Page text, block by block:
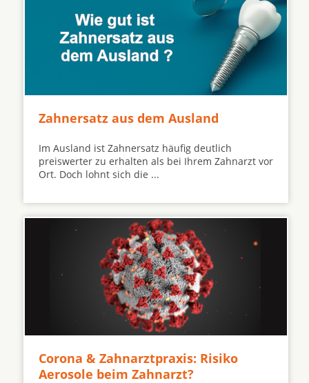
Zahnersatz aus dem Ausland
Im Ausland ist Zahnersatz häufig deutlich
preiswerter zu erhalten als bei Ihrem Zahnarzt vor
Ort. Doch lohnt sich die ...
Corona & Zahnarztpraxis: Risiko
Aerosole beim Zahnarzt?